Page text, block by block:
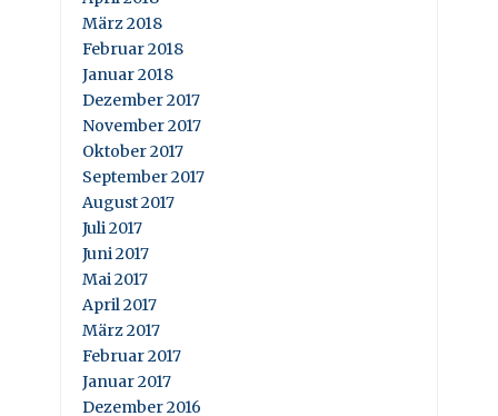
März 2018
Februar 2018
Januar 2018
Dezember 2017
November 2017
Oktober 2017
September 2017
August 2017
Juli 2017
Juni 2017
Mai 2017
April 2017
März 2017
Februar 2017
Januar 2017
Dezember 2016